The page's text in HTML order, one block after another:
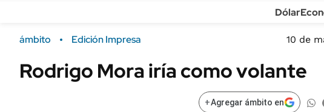
Campo Sustentabilidad
ENERGY REPORT
Dólar
ámbito Edición Impresa 10 de
Rodrigo Mora iría como volante
+Agregar ámbito en